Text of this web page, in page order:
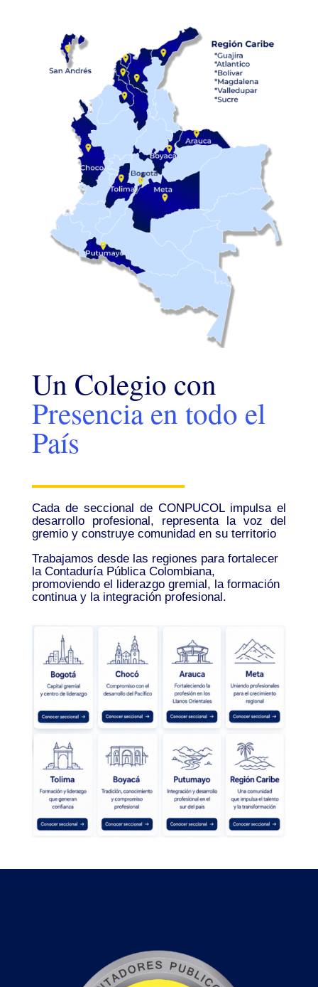
Un Colegio con
Presencia en todo el
País
Cada de seccional de CONPUCOL impulsa el
desarrollo profesional, representa la voz del
gremio y construye comunidad en su territorio
Trabajamos desde las regiones para fortalecer
la Contaduría Pública Colombiana,
promoviendo el liderazgo gremial, la formación
continua y la integración profesional.